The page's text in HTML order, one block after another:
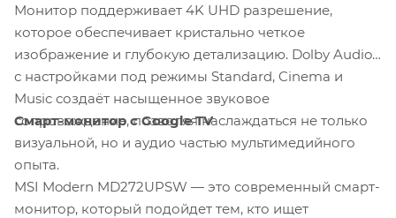
Монитор поддерживает 4K UHD разрешение,
которое обеспечивает кристально четкое
изображение и глубокую детализацию. Dolby Audio
с настройками под режимы Standard, Cinema и
Music создаёт насыщенное звуковое
сопровождение, позволяя наслаждаться не только
визуальной, но и аудио частью мультимедийного
опыта.
Смарт-монитор с Google TV
MSI Modern MD272UPSW — это современный смарт-
монитор, который подойдет тем, кто ищет